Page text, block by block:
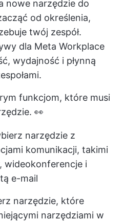
nowe narzędzie do
od określenia,
twój zespół.
dla Meta Workplace
wydajność i płynną
funkcjom, które musi
👀
narzędzie z
komunikacji, takimi
wideokonferencje i
e-mail
narzędzie, które
narzędziami w